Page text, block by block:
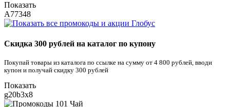
Показать
A77348
Скидка 300 рублей на каталог по купону
Покупай товары из каталога по ссылке на сумму от 4 800 рублей, вводи
купон и получай скидку 300 рублей
Показать
g20b3x8